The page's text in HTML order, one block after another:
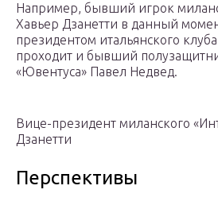
Например, бывший игрок
Хавьер Дзанетти в данный
президентом итальянского
проходит и бывший
«Ювентуса» Павел Недвед.
Вице-президент миланского
Дзанетти
Перспективы